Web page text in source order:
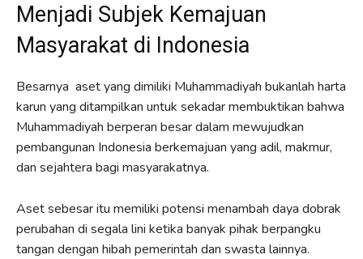
Menjadi Subjek Kemajuan
Masyarakat di Indonesia
Besarnya aset yang dimiliki Muhammadiyah bukanlah harta
karun yang ditampilkan untuk sekadar membuktikan bahwa
Muhammadiyah berperan besar dalam mewujudkan
pembangunan Indonesia berkemajuan yang adil, makmur,
dan sejahtera bagi masyarakatnya.
Aset sebesar itu memiliki potensi menambah daya dobrak
perubahan di segala lini ketika banyak pihak berpangku
tangan dengan hibah pemerintah dan swasta lainnya.